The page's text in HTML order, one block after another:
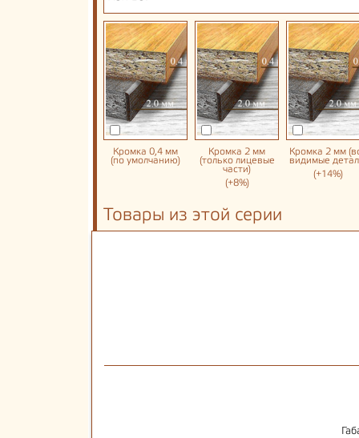
Кромка 0,4 мм
(по умолчанию)
Кромка 2 мм
(только лицевые
части)
(+8%)
Кромка 2 мм
видимые
(+14%)
Товары из этой серии